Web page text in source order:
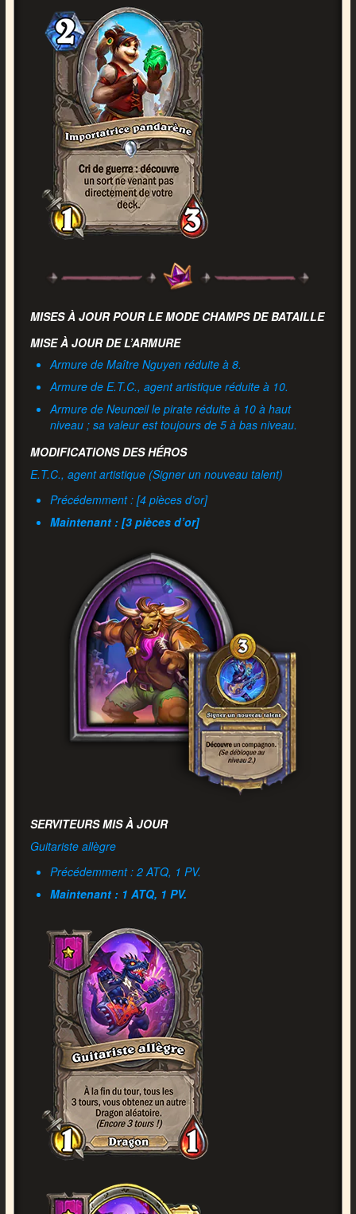
MISES À JOUR POUR LE MODE CHAMPS DE BATAILLE
MISE À JOUR DE L’ARMURE
Armure de Maître Nguyen réduite à 8.
Armure de E.T.C., agent artistique réduite à 10.
Armure de Neunœil le pirate réduite à 10 à haut
niveau ; sa valeur est toujours de 5 à bas niveau.
MODIFICATIONS DES HÉROS
E.T.C., agent artistique (Signer un nouveau talent)
Précédemment : [4 pièces d’or]
Maintenant : [3 pièces d’or]
SERVITEURS MIS À JOUR
Guitariste allègre
Précédemment : 2 ATQ, 1 PV.
Maintenant : 1 ATQ, 1 PV.